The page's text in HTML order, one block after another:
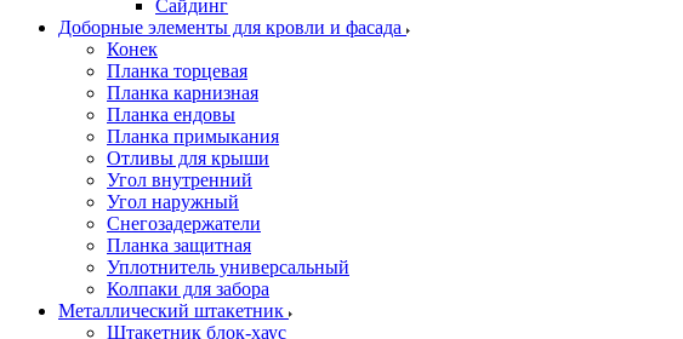
Сайдинг
Доборные элементы для кровли и фасада
Конек
Планка торцевая
Планка карнизная
Планка ендовы
Планка примыкания
Отливы для крыши
Угол внутренний
Угол наружный
Снегозадержатели
Планка защитная
Уплотнитель универсальный
Колпаки для забора
Металлический штакетник
Штакетник блок-хаус